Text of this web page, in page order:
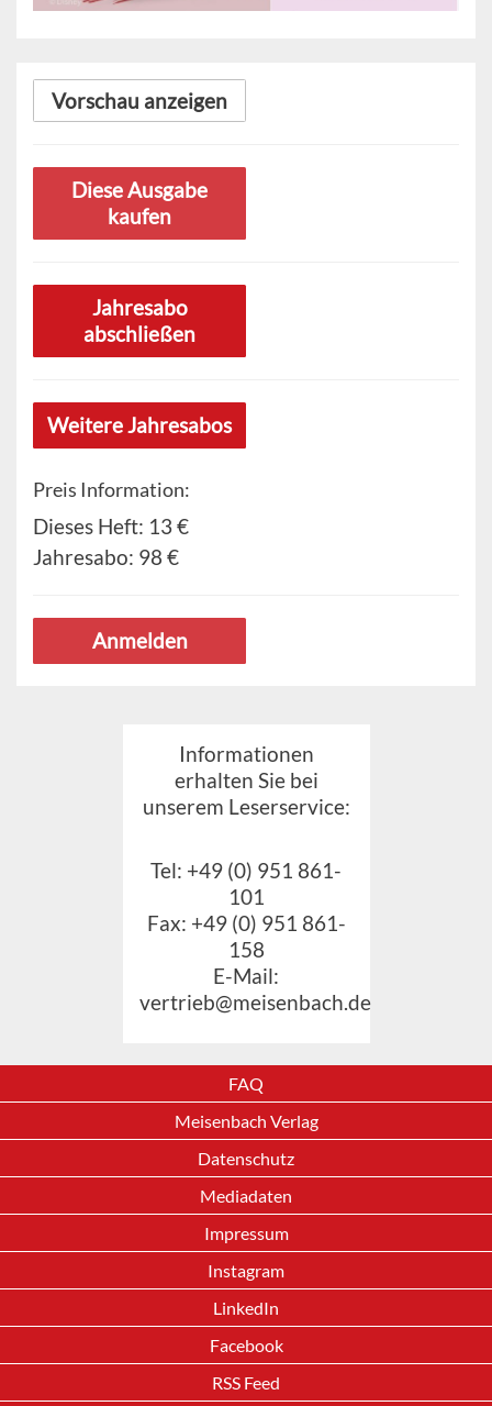
Vorschau anzeigen
Diese Ausgabe
kaufen
Jahresabo
abschließen
Weitere Jahresabos
Preis Information:
Dieses Heft: 13 €
Jahresabo: 98 €
Anmelden
Informationen
erhalten Sie bei
unserem Leserservice:
Tel: +49 (0) 951 861-
101
Fax: +49 (0) 951 861-
158
E-Mail:
vertrieb@meisenbach.de
FAQ
Meisenbach Verlag
Datenschutz
Mediadaten
Impressum
Instagram
LinkedIn
Facebook
RSS Feed